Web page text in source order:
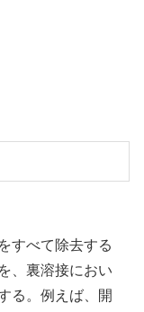
すべて除去する
、裏溶接におい
る。例えば、開